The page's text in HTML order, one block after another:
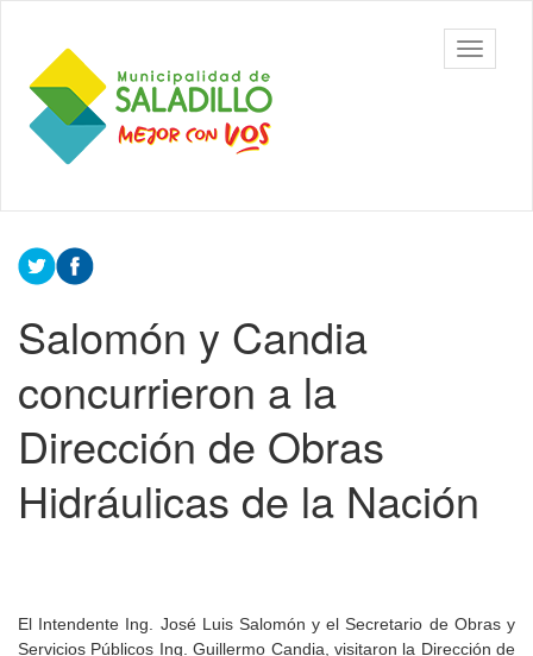
contenido
principal
Municipalidad
de Saladillo
barra
Contenido
principal
Salomón y Candia
concurrieron a la
Dirección de Obras
Hidráulicas de la Nación
El Intendente Ing. José Luis Salomón y el Secretario de Obras y
Servicios Públicos Ing. Guillermo Candia, visitaron la Dirección de